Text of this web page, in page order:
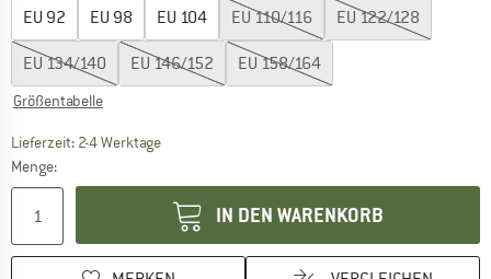
EU 92 EU 98 EU 104 EU110/116 EU122/128
EU134/140 EU146/152 EU158/164
Größentabelle
Lieferzeit: 2-4 WerktageDer Link öffnet sich in einer Infobox und
Menge:
IN DEN WARENKORB